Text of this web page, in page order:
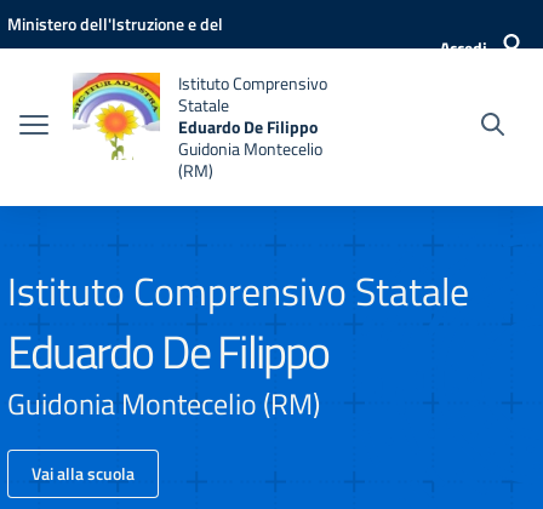
Vai ai contenuti
Vai al menu di navigazione
Vai al footer
Ministero dell'Istruzione e del
Accedi
Istituto Comprensivo
Statale
Eduardo De Filippo
Guidonia Montecelio
(RM)
Istituto Comprensivo Statale
Eduardo De Filippo
Guidonia Montecelio (RM)
Vai alla scuola